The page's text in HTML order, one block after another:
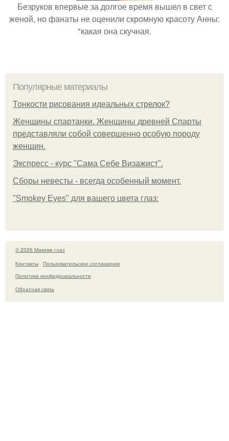
Безруков впервые за долгое время вышел в свет с
женой, но фанаты не оценили скромную красоту Анны:
"какая она скучная.
Популярные материалы
Тонкости рисования идеальных стрелок?
Женщины спартанки. Женщины древней Спарты
представляли собой совершенно особую породу
женщин.
Экспресс - курс "Сама Себе Визажист".
Сборы невесты - всегда особенный момент.
"Smokey Eyes" для вашего цвета глаз:
© 2026 Макияж глаз
Контакты
Пользовательское соглашение
Политика конфидециальности
Обратная связь